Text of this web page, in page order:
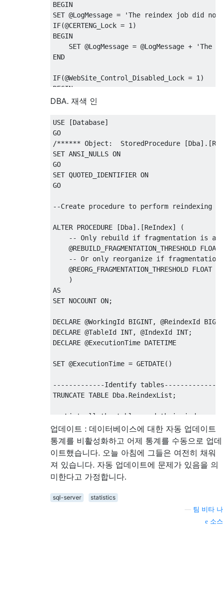
BEGIN
SET @LogMessage =
'The reindex job did
IF(@CERTENG_Lock = 1 )
BEGIN
SET @LogMessage = @LogMessage +
'The
END
IF(@WebSite_Control_Disabled_Lock = 1 )
BEGIN
SET @ LogMessage
IF
BEGIN
SET
LogMessage
END
INSERT
END
DBA. 재색 인
USE [Database]
GO
/****** Object:  StoredProcedure
SET ANSI_NULLS ON
GO
SET QUOTED_IDENTIFIER ON
GO
--Create procedure to perform reindexing
ALTER PROCEDURE [Dba].[ReIndex]
(
-- Only rebuild if fragmentation is
@REBUILD_FRAGMENTATION_THRESHOLD
-- Or only reorganize if fragmentation
@REORG_FRAGMENTATION_THRESHOLD FLOAT
)
AS
SET NOCOUNT ON;
DECLARE @WorkingId BIGINT, @ReindexId
DECLARE @TableId INT, @IndexId INT;
DECLARE @ExecutionTime DATETIME
SET @ExecutionTime = GETDATE()
-------------Identify
TRUNCATE TABLE Dba. ReindexList ;
-- List all the tables and their indexes in
-- in order to do the largest tables
INSERT
INTO Dba. ReindexList ( SchemaName,
SELECT
s NAME AS SchemaName t .NAME AS
FROM sys . schemas AS s
INNER
JOIN sys tables AS t
ON t .schema_id
ON i object_id
dm_db_partition_stats AS p
업데이트 : 데이터베이스에 대한 자동 업데이트
통계를 비활성화하고 어제 통계를 수동으로 업데
이트했습니다. 오늘 아침에 그들은 여전히 ​​채워
져 있습니다. 자동 업데이트에 문제가 있음을 의
미한다고 가정합니다.
sql-server
statistics
팀 비타 나
소스